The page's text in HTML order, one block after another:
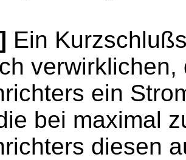
Ein
ein
bei maximal
diesen